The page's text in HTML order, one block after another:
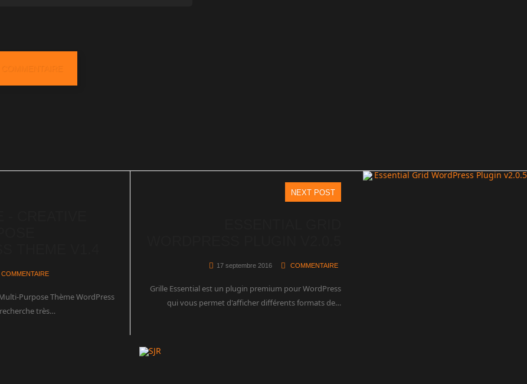
COMMENTAIRE
Purpose Thème WordPress
très…
NEXT POST
17 septembre 2016 COMMENTAIRE
Grille Essential est un plugin premium pour WordPress
qui vous permet d'afficher différents formats de…